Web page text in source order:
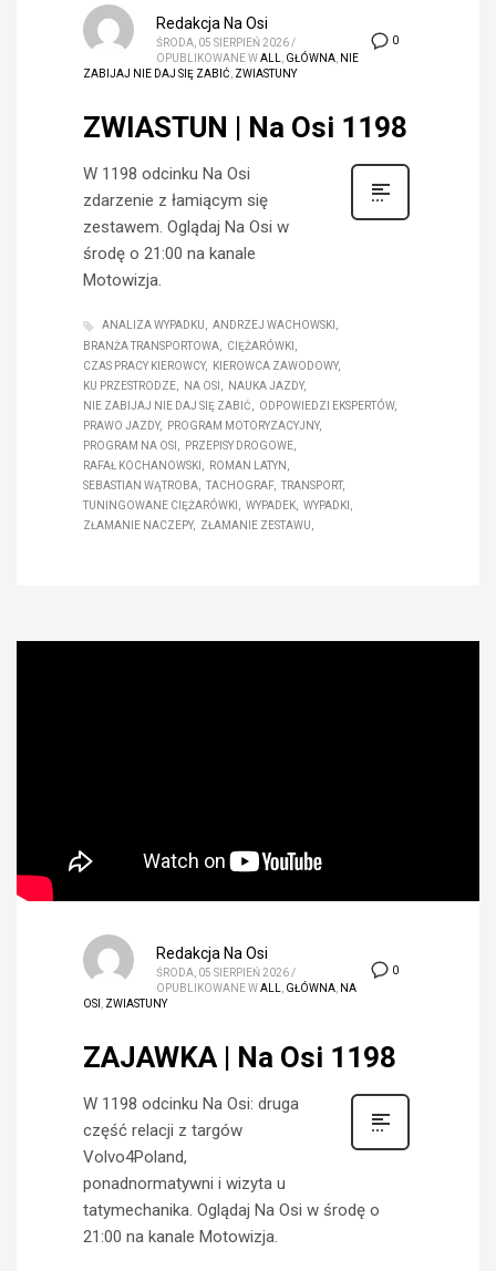
0
Redakcja Na Osi
ŚRODA, 05 SIERPIEŃ 2026/
OPUBLIKOWANE WALL, GŁÓWNA, NIE
ZABIJAJ NIE DAJ SIĘ ZABIĆ, ZWIASTUNY
ZWIASTUN | Na Osi 1198
W 1198 odcinku Na Osi
zdarzenie z łamiącym się
zestawem. Oglądaj Na Osi w
środę o 21:00 na kanale
Motowizja.
ANALIZA WYPADKU
ANDRZEJ WACHOWSKI
BRANŻA TRANSPORTOWA
CIĘŻARÓWKI
CZAS PRACY KIEROWCY
KIEROWCA ZAWODOWY
KU PRZESTRODZE
NA OSI
NAUKA JAZDY
NIE ZABIJAJ NIE DAJ SIĘ ZABIĆ
ODPOWIEDZI EKSPERTÓW
PRAWO JAZDY
PROGRAM MOTORYZACYJNY
PROGRAM NA OSI
PRZEPISY DROGOWE
RAFAŁ KOCHANOWSKI
ROMAN LATYN
SEBASTIAN WĄTROBA
TACHOGRAF
TRANSPORT
TUNINGOWANE CIĘŻARÓWKI
WYPADEK
WYPADKI
ZŁAMANIE NACZEPY
ZŁAMANIE ZESTAWU
0
Redakcja Na Osi
ŚRODA, 05 SIERPIEŃ 2026 /
OPUBLIKOWANE WALL GŁÓWNA NA
OSI
ZWIASTUNY
ZAJAWKA | Na Osi 1198
W 1198 odcinku Na Osi: druga
część relacji z targów
Volvo4Poland,
ponadnormatywni i wizyta u
tatymechanika. Oglądaj Na Osi w środę o
21:00 na kanale Motowizja.